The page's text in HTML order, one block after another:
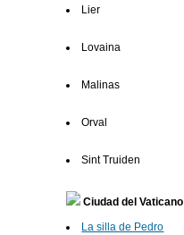
Lier
Lovaina
Malinas
Orval
Sint Truiden
Ciudad del Vaticano
La silla de Pedro